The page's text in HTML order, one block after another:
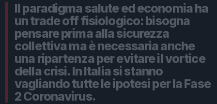
Il paradigma salute ed economia ha
un trade off fisiologico: bisogna
pensare prima alla sicurezza
collettiva ma è necessaria anche
una ripartenza per evitare il vortice
della crisi. In Italia si stanno
vagliando tutte le ipotesi per la Fase
2 Coronavirus.